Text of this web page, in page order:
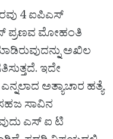
4 ಐಪಿಎಸ್
ಪ್ರಣವ ಮೋಹಂತಿ
ಅಖಿಲ
ಇದೇ
ಅತ್ಯಾಚಾರ ಹತ್ಯೆ
ಸಾವಿನ
ಎಸ್ ಐ ಟಿ